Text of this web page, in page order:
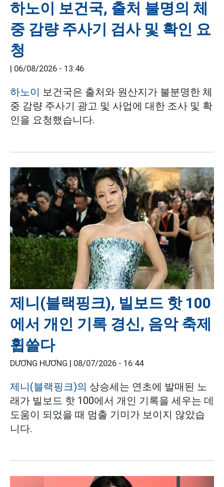
하노이 보건국, 출처 불명의 체
중 감량 주사기 검사 및 확인 요
청
| 06/08/2026 - 13:46
하노이 보건국은 출처와 원산지가 불분명한 체
중 감량 주사기 광고 및 사업에 대한 조사 및 확
인을 요청했습니다.
제니(블랙핑크), 빌보드 핫 100
에서 개인 기록 경신, 음악 축제
휩쓸다
DƯƠNG HƯƠNG | 08/07/2026 - 16:44
제니(블랙핑크)의 상승세는 연초에 발매된 노
래가 빌보드 핫 100에서 개인 기록을 세우는 데
도움이 되었을 때 멈출 기미가 보이지 않았습
니다.